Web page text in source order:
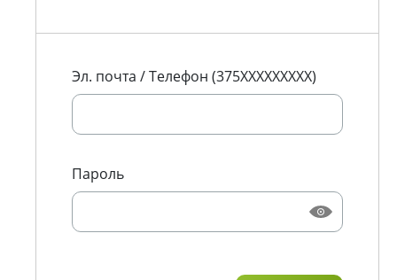
Эл. почта / Телефон (375XXXXXXXXX)
Пароль